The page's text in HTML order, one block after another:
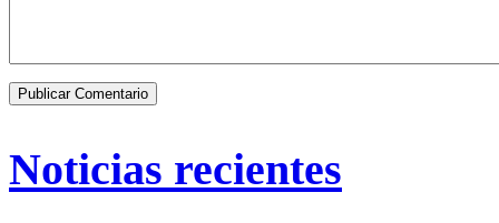
Noticias recientes